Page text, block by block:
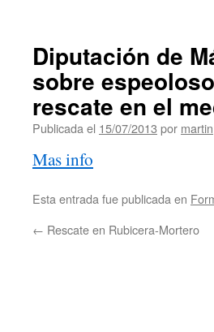
Diputación de
sobre
rescate en el
Publicada el 15/07/2013 por martin
Mas info
Esta entrada fue publicada en
← Rescate en Rubicera-Mortero